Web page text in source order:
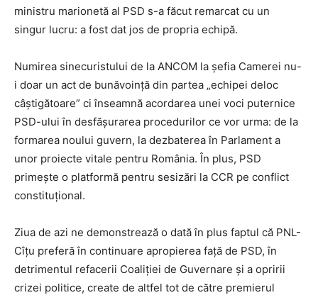
ministru marionetă al PSD s-a făcut remarcat cu un
singur lucru: a fost dat jos de propria echipă.
Numirea sinecuristului de la ANCOM la șefia Camerei nu-
i doar un act de bunăvoință din partea „echipei deloc
câștigătoare” ci înseamnă acordarea unei voci puternice
PSD-ului în desfășurarea procedurilor ce vor urma: de la
formarea noului guvern, la dezbaterea în Parlament a
unor proiecte vitale pentru România. În plus, PSD
primește o platformă pentru sesizări la CCR pe conflict
constituțional.
Ziua de azi ne demonstrează o dată în plus faptul că PNL-
Cîțu preferă în continuare apropierea față de PSD, în
detrimentul refacerii Coaliției de Guvernare și a opririi
crizei politice, create de altfel tot de către premierul